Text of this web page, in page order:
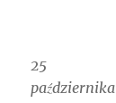
25
października